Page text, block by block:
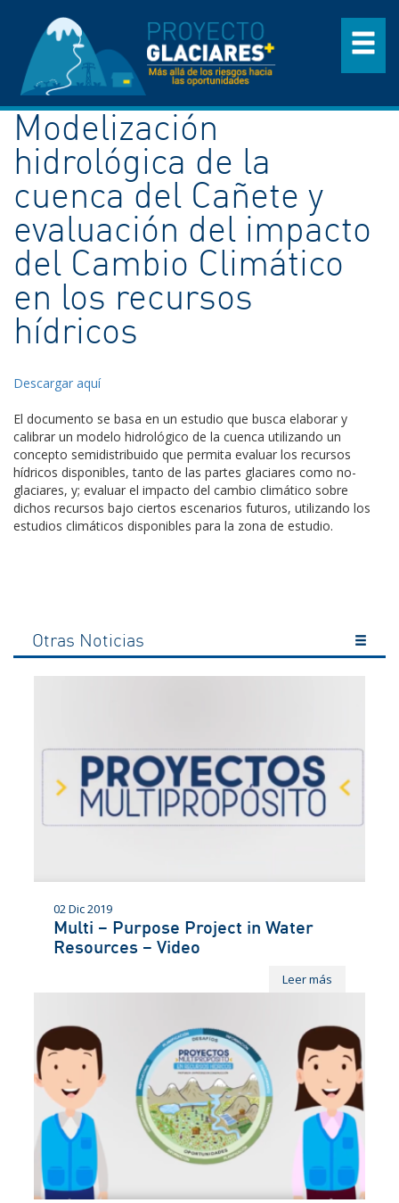
Modelización
hidrológica de la
cuenca del Cañete y
evaluación del impacto
del Cambio Climático
en los recursos
hídricos
Descargar aquí
El documento se basa en un estudio que busca elaborar y
calibrar un modelo hidrológico de la cuenca utilizando un
concepto semidistribuido que permita evaluar los recursos
hídricos disponibles, tanto de las partes glaciares como no-
glaciares, y; evaluar el impacto del cambio climático sobre
dichos recursos bajo ciertos escenarios futuros, utilizando los
estudios climáticos disponibles para la zona de estudio.
Otras Noticias
02 Dic 2019
Multi – Purpose Project in Water
Resources – Video
Leer más